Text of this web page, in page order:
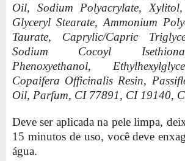
Oil, Sodium Polyacrylate,
Glyceryl Stearate, Ammonium
Taurate, Caprylic/Capric
Sodium Cocoyl
Phenoxyethanol,
Copaifera Officinalis Resin,
Oil, Parfum, CI 77891, CI 19140,
Deve ser aplicada na pele limpa,
15 minutos de uso, você deve
água.